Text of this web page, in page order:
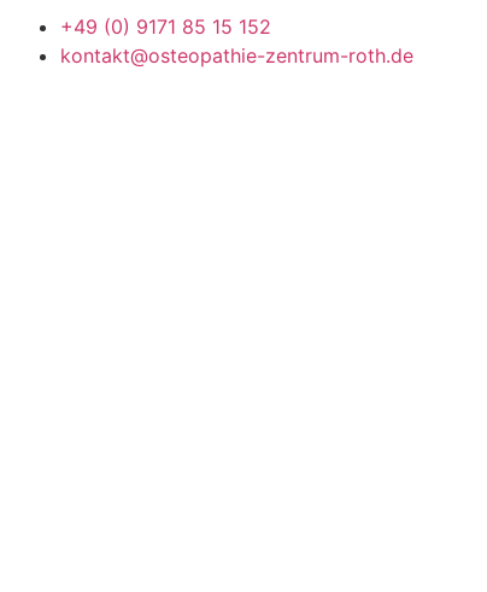
+49 (0) 9171 85 15 152
kontakt@osteopathie-zentrum-roth.de